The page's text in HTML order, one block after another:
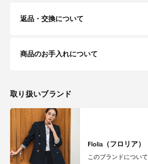
返品・交換について
商品のお手入れについて
取り扱いブランド
Flolia（フロリア）
このブランドについて